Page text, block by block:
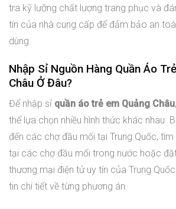
tra kỹ lưỡng chất lượng trang phục và
tín của nhà cung cấp để đảm bảo an
dùng.
Nhập Sỉ Nguồn Hàng Quần Áo
Châu Ở Đâu?
Để nhập sỉ quần áo trẻ em Quảng Châu
thể lựa chọn nhiều hình thức khác nhau.
đến các chợ đầu mối tại Trung Quốc, tìm
tại các chợ đầu mối trong nước hoặc
thương mại điện tử uy tín của Trung
tin chi tiết về từng phương án.